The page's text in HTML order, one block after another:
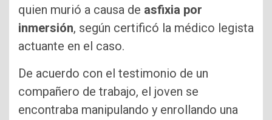
quien murió a causa de asfixia por
inmersión, según certificó la médico legista
actuante en el caso.
De acuerdo con el testimonio de un
compañero de trabajo, el joven se
encontraba manipulando y enrollando una